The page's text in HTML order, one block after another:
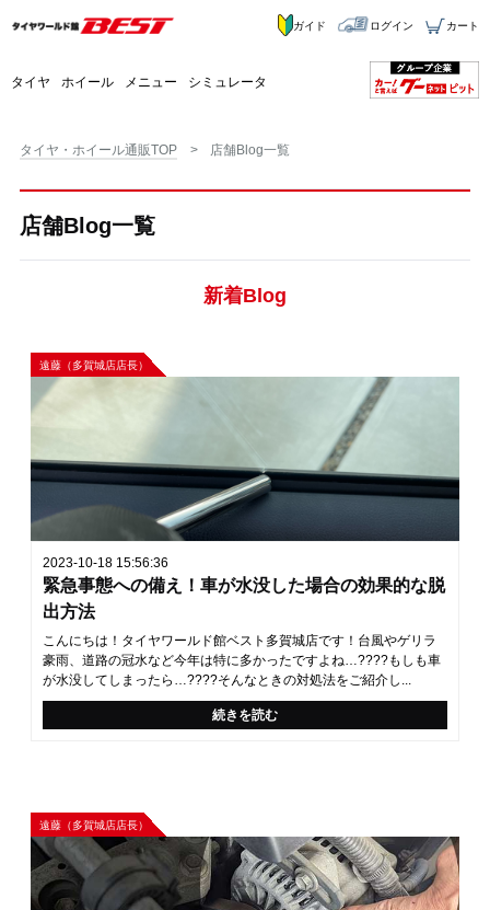
タイヤ ホイール メニュー シミュレータ
ガイド ログイン カート
タイヤ・ホイール通販TOP 店舗Blog一覧
店舗Blog一覧
新着Blog
遠藤（多賀城店店長）
2023-10-18 15:56:36
緊急事態への備え！車が水没した場合の効果的な脱
出方法
こんにちは！タイヤワールド館ベスト多賀城店です！台風やゲリラ
豪雨、道路の冠水など今年は特に多かったですよね…????もしも車
が水没してしまったら…????そんなときの対処法をご紹介し...
続きを読む
遠藤（多賀城店店長）